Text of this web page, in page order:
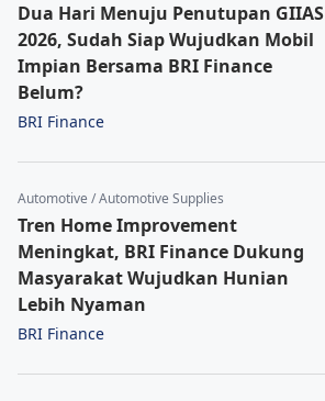
Dua Hari Menuju Penutupan GIIAS
2026, Sudah Siap Wujudkan Mobil
Impian Bersama BRI Finance
Belum?
BRI Finance
Automotive / Automotive Supplies
Tren Home Improvement
Meningkat, BRI Finance Dukung
Masyarakat Wujudkan Hunian
Lebih Nyaman
BRI Finance